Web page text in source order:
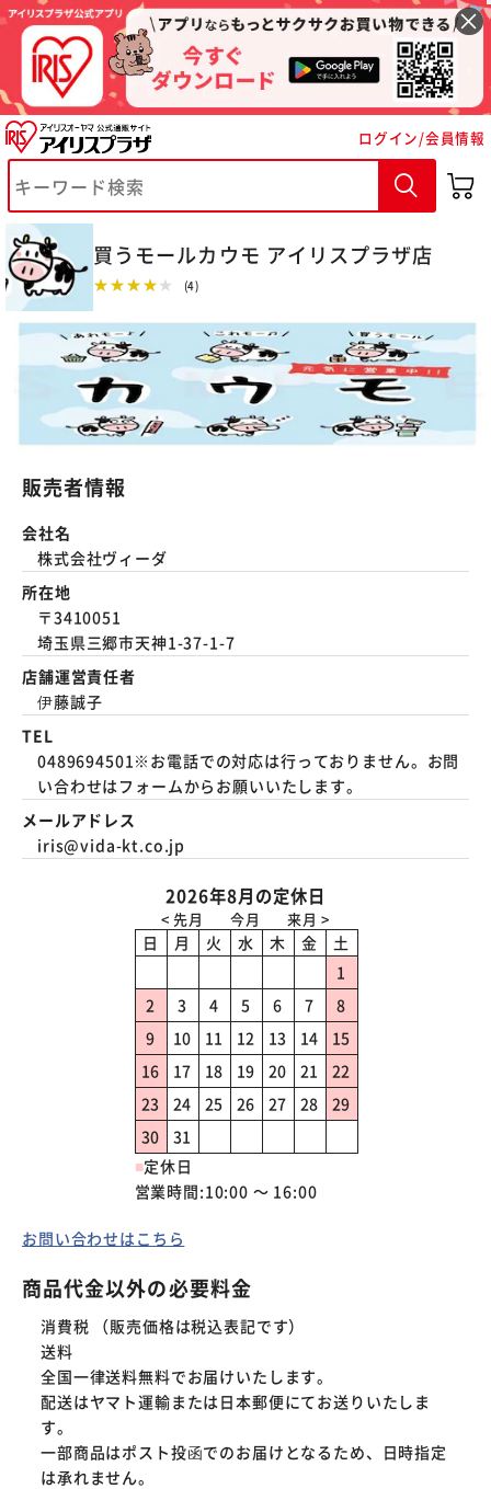
ログイン/会員情報
買うモールカウモ アイリスプラザ店
★★★★★ (4)
販売者情報
会社名
株式会社ヴィーダ
所在地
〒3410051
埼玉県三郷市天神1-37-1-7
店舗運営責任者
伊藤誠子
TEL
0489694501※お電話での対応は行っておりません。お問
い合わせはフォームからお願いいたします。
メールアドレス
iris@vida-kt.co.jp
2026年8月の定休日
日 月 火 水 木 金
土
1
2
3 4 5 6 7
8
9
10 11 12 13 14
15
16
17 18 19 20 21
22
23
24 25 26 27 28
29
30
31
■定休日
営業時間:10:00 ～ 16:00
お問い合わせはこちら
商品代金以外の必要料金
消費税 （販売価格は税込表記です）
送料
全国一律送料無料でお届けいたします。
配送はヤマト運輸または日本郵便にてお送りいたしま
す。
一部商品はポスト投函でのお届けとなるため、日時指定
は承れません。
※ご確認ください
カートに入れる 購入手続きへ